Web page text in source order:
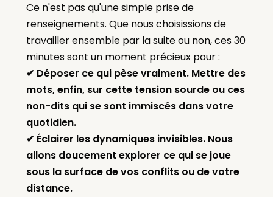
Ce n'est pas qu'une simple prise de
renseignements. Que nous choisissions de
travailler ensemble par la suite ou non, ces 30
minutes sont un moment précieux pour :
✔ Déposer ce qui pèse vraiment. Mettre des
mots, enfin, sur cette tension sourde ou ces
non-dits qui se sont immiscés dans votre
quotidien.
✔ Éclairer les dynamiques invisibles. Nous
allons doucement explorer ce qui se joue
sous la surface de vos conflits ou de votre
distance.